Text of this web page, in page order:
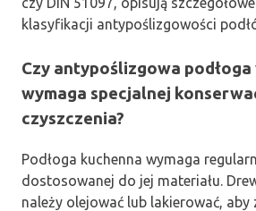
klasyfikacji antypoślizgowości
Czy antypoślizgowa podłoga
wymaga specjalnej
czyszczenia?
Podłoga kuchenna wymaga
dostosowanej do jej materiału.
należy olejować lub lakierować,